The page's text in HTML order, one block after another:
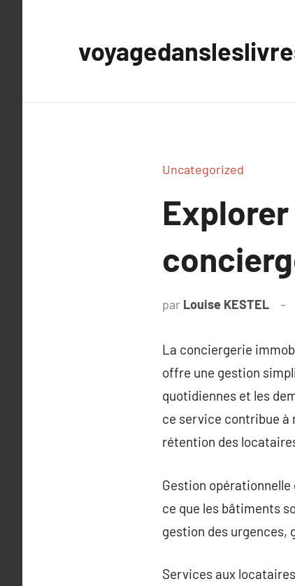
Uncategorized
par Louise KESTEL
La conciergerie
offre une gestion
quotidiennes et les
ce service contribue à
rétention des
Gestion
ce que les bâtiments
gestion des urgences,
Services aux